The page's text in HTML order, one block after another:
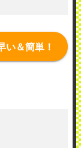
い＆簡単！